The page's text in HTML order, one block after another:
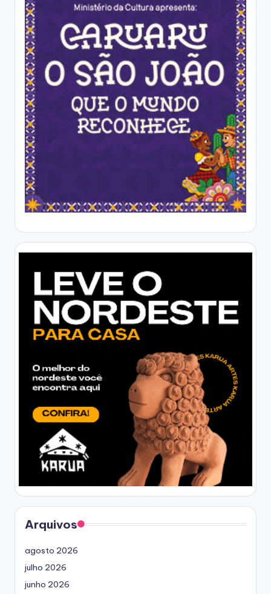
Arquivos
agosto 2026
julho 2026
junho 2026